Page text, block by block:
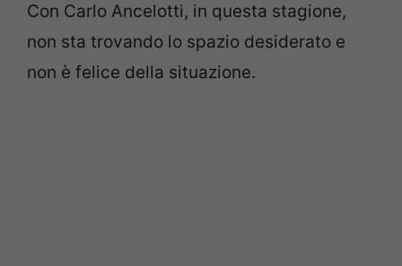
Con Carlo Ancelotti, in questa stagione,
non sta trovando lo spazio desiderato e
non è felice della situazione.